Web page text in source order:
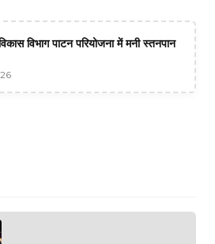
विभाग पाटन परियोजना में मनी स्तनपान